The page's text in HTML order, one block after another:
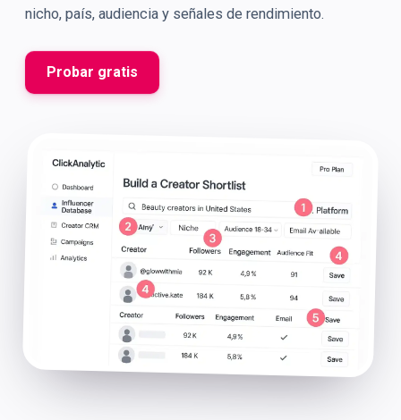
nicho, país, audiencia y señales de rendimiento.
Probar gratis